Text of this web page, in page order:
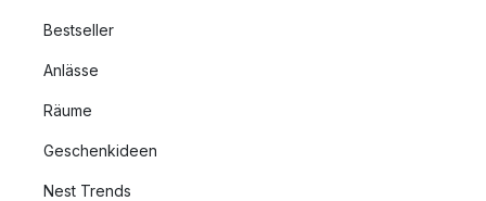
Bestseller
Anlässe
Räume
Geschenkideen
Nest Trends